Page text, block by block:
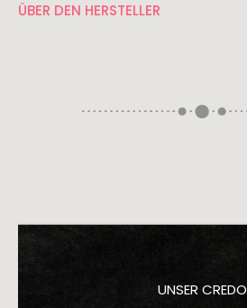
ÜBER DEN HERSTELLER
UNSER CREDO